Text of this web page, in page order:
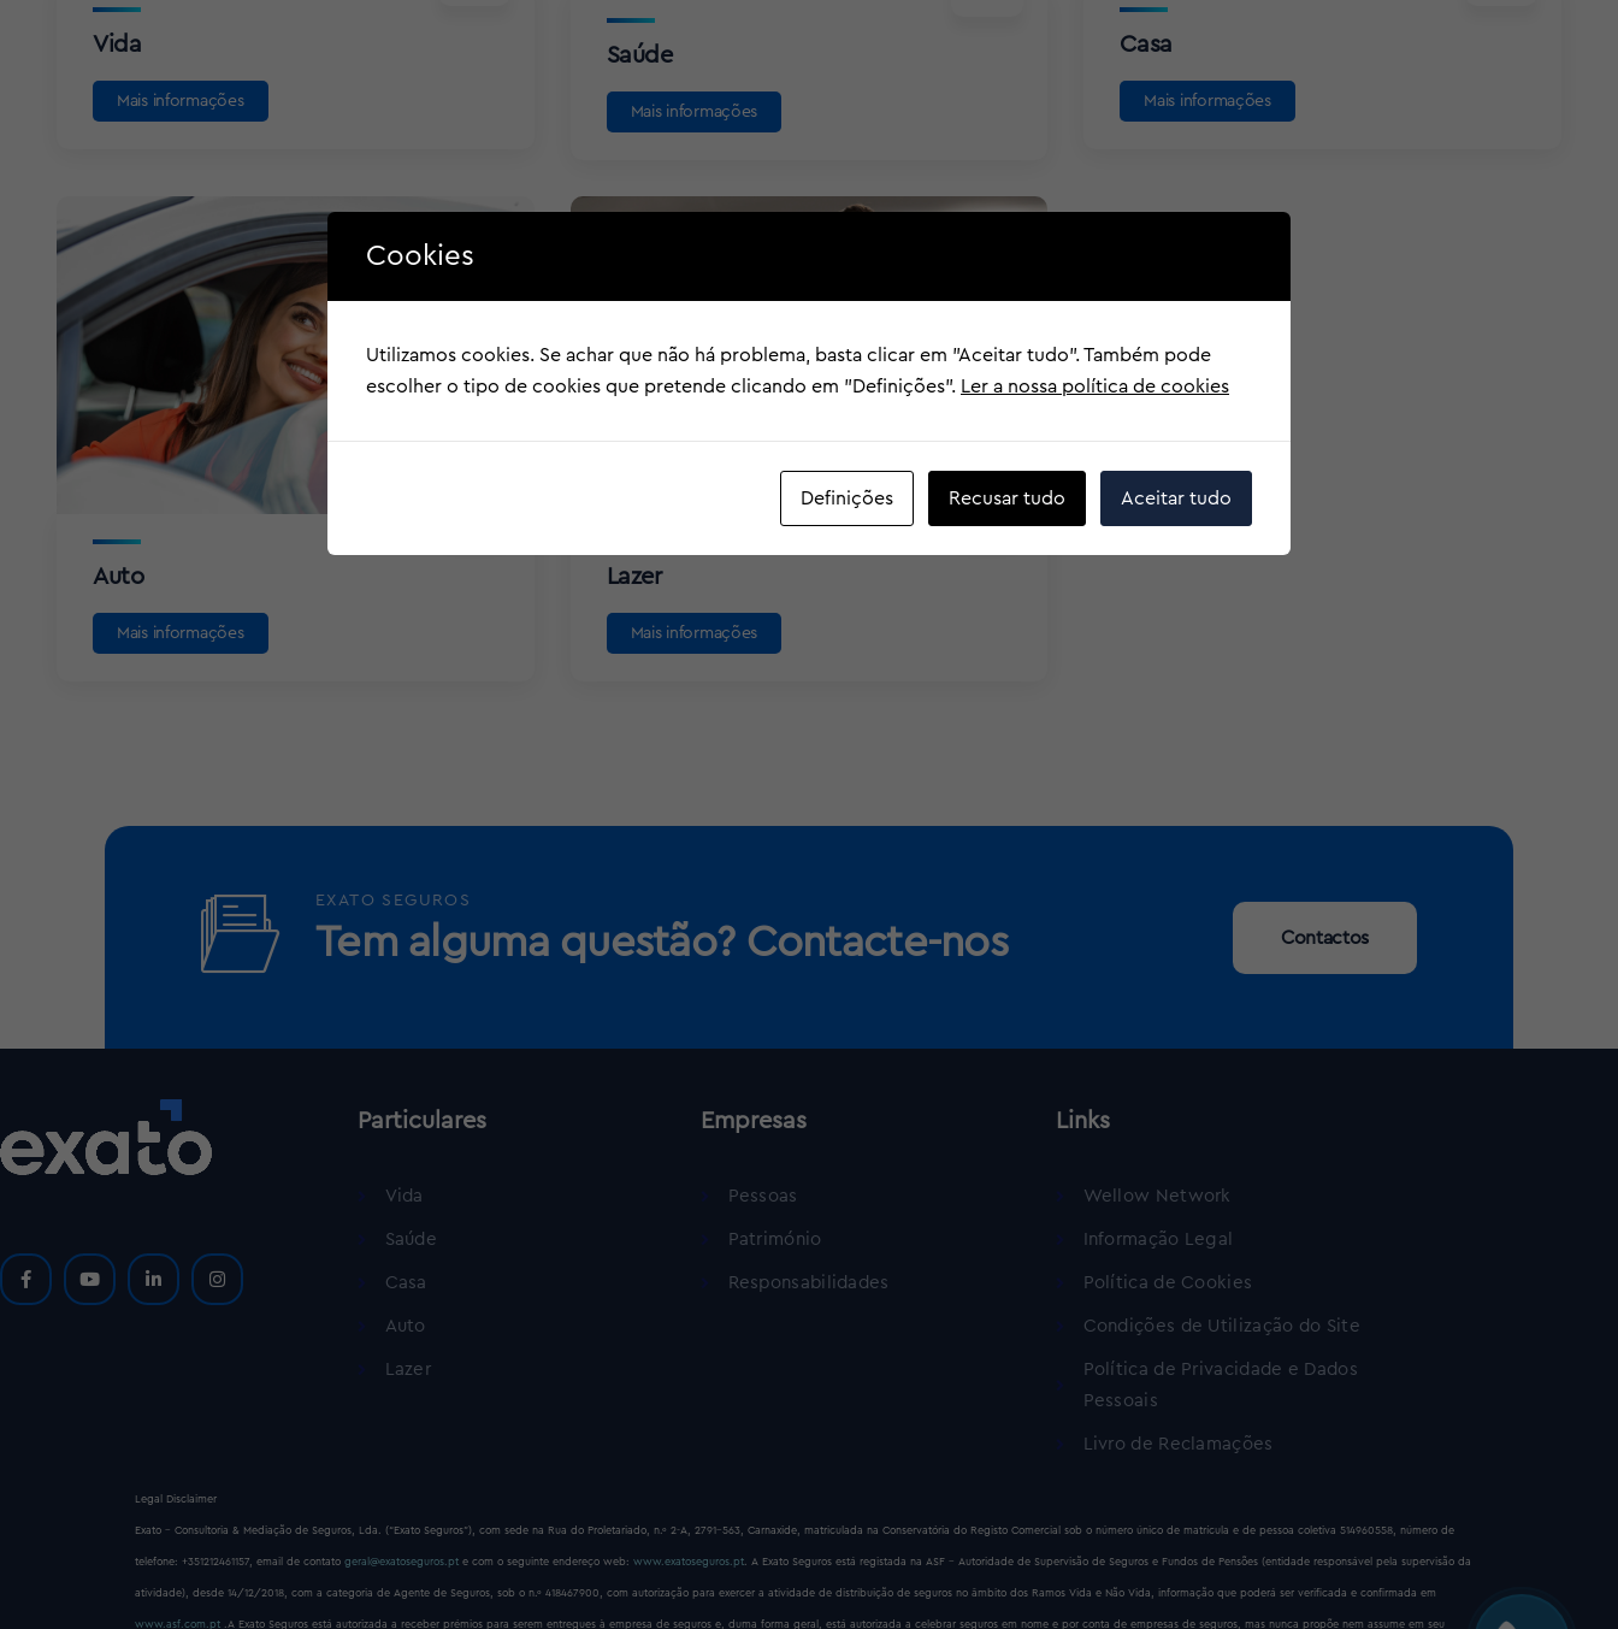
Vida
Mais informações
Saúde
Mais informações
Casa
Mais informações
Auto
Mais informações
Lazer
Mais informações
EXATO SEGUROS
Tem alguma questão? Contacte-nos Contactos
Particulares
Vida
Saúde
Casa
Auto
Lazer
Empresas
Pessoas
Património
Responsabilidades
Links
Wellow Network
Informação Legal
Política de Cookies
Condições de Utilização do Site
Política de Privacidade e Dados
Pessoais
Livro de Reclamações
Legal Disclaimer
Exato – Consultoria & Mediação de Seguros, Lda. (“Exato Seguros”), com sede na Rua do Proletariado, n.º 2-A, 2791-563, Carnaxide, matriculada na Conservatória do Registo Comercial sob o número único de matrícula e de pessoa coletiva 514960558, número de
telefone: +351212461157, email de contato geral@exatoseguros.pt e com o seguinte endereço web: www.exatoseguros.pt. A Exato Seguros está registada na ASF – Autoridade de Supervisão de Seguros e Fundos de Pensões (entidade responsável pela supervisão da
atividade), desde 14/12/2018, com a categoria de Agente de Seguros, sob o n.º 418467900, com autorização para exercer a atividade de distribuição de seguros no âmbito dos Ramos Vida e Não Vida, informação que poderá ser verificada e confirmada em
www.asf.com.pt .A Exato Seguros está autorizada a receber prémios para serem entregues à empresa de seguros e, duma forma geral, está autorizada a celebrar seguros em nome e por conta de empresas de seguros, mas nunca propõe nem assume em seu
Cookies
Utilizamos cookies. Se achar que não há problema, basta clicar em "Aceitar tudo". Também pode
escolher o tipo de cookies que pretende clicando em "Definições". Ler a nossa política de cookies
Definições Recusar tudo Aceitar tudo